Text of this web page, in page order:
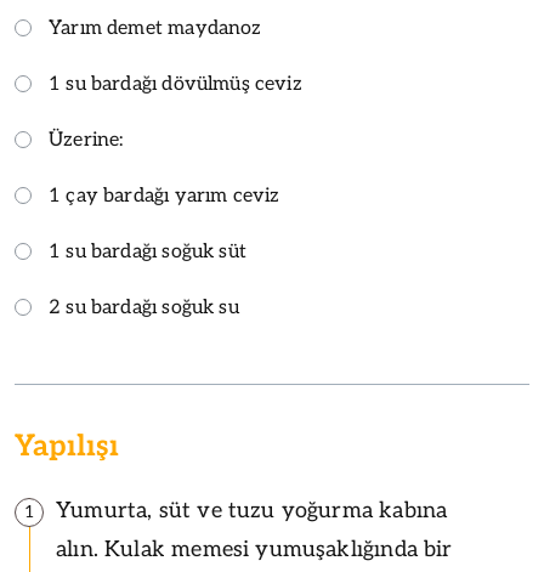
Yarım demet maydanoz
1 su bardağı dövülmüş ceviz
Üzerine:
1 çay bardağı yarım ceviz
1 su bardağı soğuk süt
2 su bardağı soğuk su
Yapılışı
1
Yumurta, süt ve tuzu yoğurma kabına
alın. Kulak memesi yumuşaklığında bir